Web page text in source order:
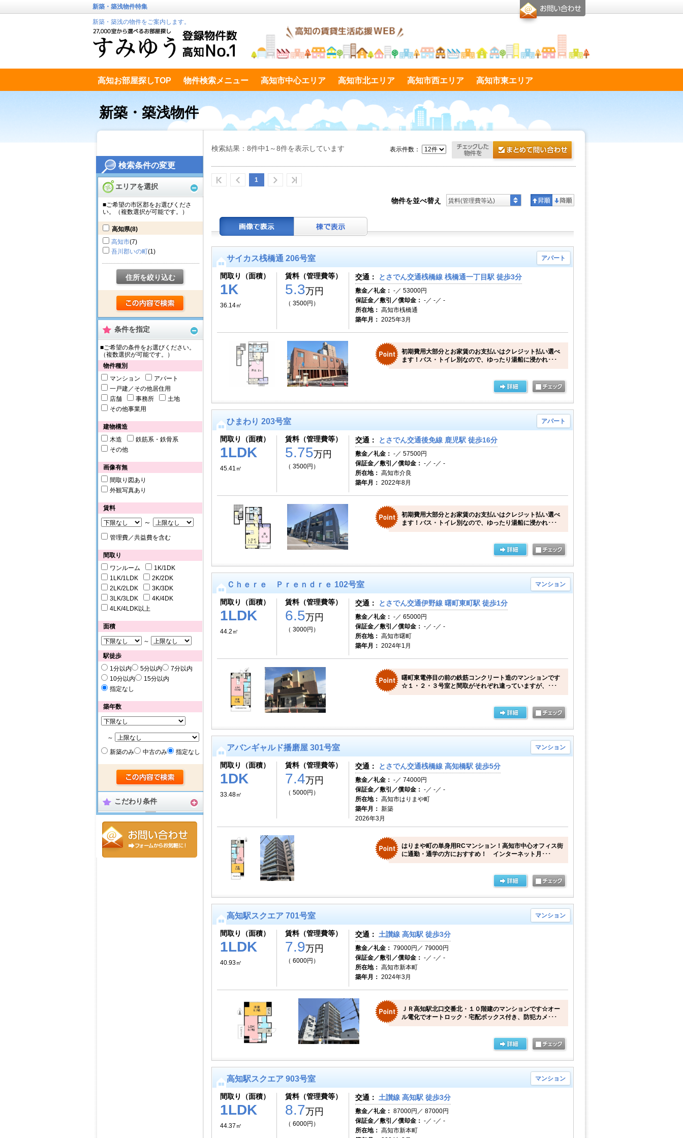
検索条件の変更
エリアを選択
■ご希望の市区郡をお選びくださ
い。（複数選択が可能です。）
高知県(8)
高知市(7)
吾川郡いの町(1)
住所を絞り込む
条件を指定
■ご希望の条件をお選びください。
（複数選択が可能です。）
物件種別
マンション
アパート
一戸建／その他居住用
店舗
事務所
土地
その他事業用
建物構造
木造
鉄筋系・鉄骨系
その他
画像有無
間取り図あり
外観写真あり
賃料
～
管理費／共益費を含む
間取り
ワンルーム
1K/1DK
1LK/1LDK
2K/2DK
2LK/2LDK
3K/3DK
3LK/3LDK
4K/4DK
4LK/4LDK以上
面積
～
駅徒歩
1分以内
5分以内
7分以内
10分以内
15分以内
指定なし
築年数
～
新築のみ
中古のみ 指定なし
こだわり条件
新築・築浅物件特集
新築・築浅の物件をご案内します。
高知お部屋探しTOP 物件検索メニュー 高知市中心エリア 高知市北エリア 高知市西エリア 高知市東エリア
高知市南エリア
新築・築浅物件
検索結果：8件中1～8件を表示しています
1
表示件数：
物件を並べ替え 賃料(管理費等込)
サイカス桟橋通 206号室 アパート
間取り（面積）
1K
36.14㎡
賃料（管理費等）
5.3万円
（ 3500円）
交通： とさでん交通桟橋線 桟橋通一丁目駅 徒歩3分
敷金／礼金： -／ 53000円
保証金／敷引／償却金： -／ -／ -
所在地： 高知市桟橋通
築年月： 2025年3月
初期費用大部分とお家賃のお支払いはクレジット払い選べ
ます！バス・トイレ別なので、ゆったり湯船に浸かれ･･･
ひまわり 203号室 アパート
間取り（面積）
1LDK
45.41㎡
賃料（管理費等）
5.75万円
（ 3500円）
交通： とさでん交通後免線 鹿児駅 徒歩16分
敷金／礼金： -／ 57500円
保証金／敷引／償却金： -／ -／ -
所在地： 高知市介良
築年月： 2022年8月
初期費用大部分とお家賃のお支払いはクレジット払い選べ
ます！バス・トイレ別なので、ゆったり湯船に浸かれ･･･
Ｃｈｅｒｅ Ｐｒｅｎｄｒｅ 102号室 マンション
間取り（面積）
1LDK
44.2㎡
賃料（管理費等）
6.5万円
（ 3000円）
交通： とさでん交通伊野線 曙町東町駅 徒歩1分
敷金／礼金： -／ 65000円
保証金／敷引／償却金： -／ -／ -
所在地： 高知市曙町
築年月： 2024年1月
曙町東電停目の前の鉄筋コンクリート造のマンションです
☆１・２・３号室と間取がそれぞれ違っていますが、･･･
アバンギャルド播磨屋 301号室 マンション
間取り（面積）
1DK
33.48㎡
賃料（管理費等）
7.4万円
（ 5000円）
交通： とさでん交通桟橋線 高知橋駅 徒歩5分
敷金／礼金： -／ 74000円
保証金／敷引／償却金： -／ -／ -
所在地： 高知市はりまや町
築年月： 新築
2026年3月
はりまや町の単身用RCマンション！高知市中心オフィス街
に通勤・通学の方におすすめ！ インターネット月･･･
高知駅スクエア 701号室 マンション
間取り（面積）
1LDK
40.93㎡
賃料（管理費等）
7.9万円
（ 6000円）
交通： 土讃線 高知駅 徒歩3分
敷金／礼金： 79000円／ 79000円
保証金／敷引／償却金： -／ -／ -
所在地： 高知市新本町
築年月： 2024年3月
ＪＲ高知駅北口交番北・１０階建のマンションです☆オー
ル電化でオートロック・宅配ボックス付き、防犯カメ･･･
高知駅スクエア 903号室 マンション
間取り（面積）
1LDK
44.37㎡
賃料（管理費等）
8.7万円
（ 6000円）
交通： 土讃線 高知駅 徒歩3分
敷金／礼金： 87000円／ 87000円
保証金／敷引／償却金： -／ -／ -
所在地： 高知市新本町